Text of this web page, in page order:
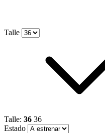
Talle
Talle: 36 36
Estado